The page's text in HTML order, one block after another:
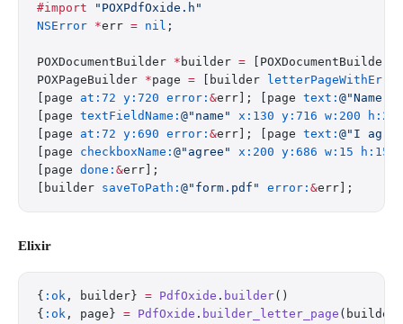
#import "POXPdfOxide.h"
NSError *err = nil ;
POXDocumentBuilder * builder = [POXDocumentBuilder
POXPageBuilder *page = [builder
[page at:72 y:720 error: &err]; [page text: @"Name:"
[page textFieldName: @"name" x:130 y:716 w:200 h:20
[page at:72 y:690 error: &err]; [page text: @"I
[page checkboxName: @"agree" x:200 y:686 w:15 h:15
[page done: &err];
[builder saveToPath: @"form.pdf" error: &err];
Elixir
{ :ok , builder} = PdfOxide . builder()
{ :ok , page} = PdfOxide . builder_letter_page (builder)